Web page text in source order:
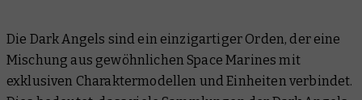
Die Dark Angels sind ein einzigartiger Orden, der eine
Mischung aus gewöhnlichen Space Marines mit
exklusiven Charaktermodellen und Einheiten verbindet.